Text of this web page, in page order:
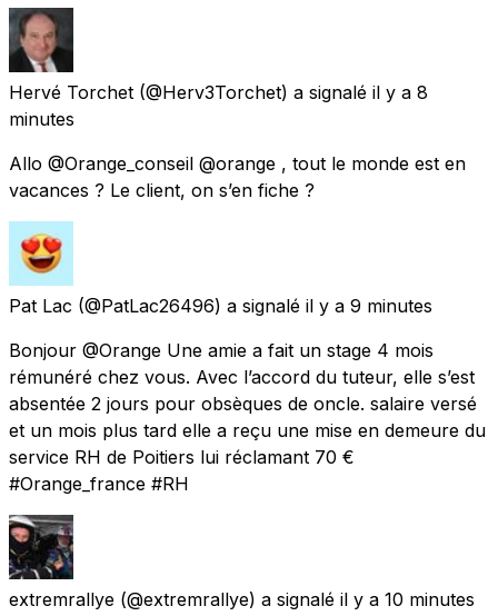
Hervé Torchet (@Herv3Torchet) a signalé il y a 8
minutes
Allo @Orange_conseil @orange , tout le monde est en
vacances ? Le client, on s’en fiche ?
Pat Lac (@PatLac26496) a signalé il y a 9 minutes
Bonjour @Orange Une amie a fait un stage 4 mois
rémunéré chez vous. Avec l’accord du tuteur, elle s’est
absentée 2 jours pour obsèques de oncle. salaire versé
et un mois plus tard elle a reçu une mise en demeure du
service RH de Poitiers lui réclamant 70 €
#Orange_france #RH
extremrallye (@extremrallye) a signalé il y a 10 minutes